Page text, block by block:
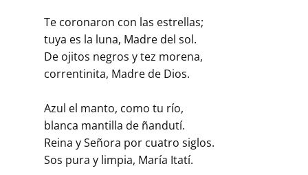
Te coronaron con las estrellas;
tuya es la luna, Madre del sol.
De ojitos negros y tez morena,
correntinita, Madre de Dios.
Azul el manto, como tu río,
blanca mantilla de ñandutí.
Reina y Señora por cuatro siglos.
Sos pura y limpia, María Itatí.